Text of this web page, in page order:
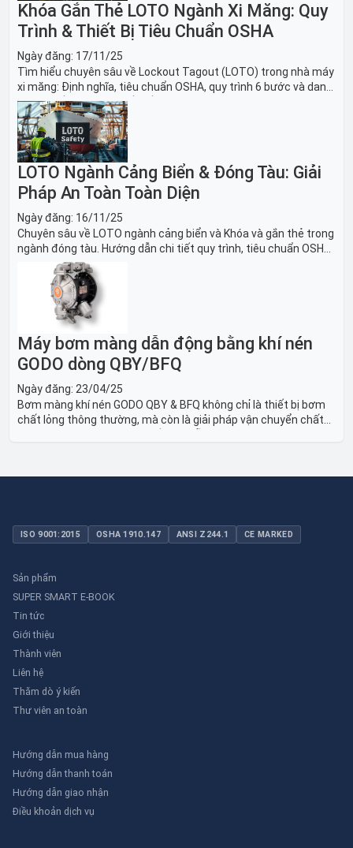
Khóa Gắn Thẻ LOTO Ngành Xi Măng: Quy
Trình & Thiết Bị Tiêu Chuẩn OSHA
Ngày đăng: 17/11/25
Tìm hiểu chuyên sâu về Lockout Tagout (LOTO) trong nhà máy
xi măng: Định nghĩa, tiêu chuẩn OSHA, quy trình 6 bước và danh
sách thiết bị LOTO thiết yếu. Giải pháp bảo trì lò nung, máy
nghiền an toàn.
LOTO Ngành Cảng Biển & Đóng Tàu: Giải
Pháp An Toàn Toàn Diện
Ngày đăng: 16/11/25
Chuyên sâu về LOTO ngành cảng biển và Khóa và gắn thẻ trong
ngành đóng tàu. Hướng dẫn chi tiết quy trình, tiêu chuẩn OSHA,
thiết bị và Giải pháp LOTO trong công nghiệp đóng tàu toàn
Máy bơm màng dẫn động bằng khí nén
GODO dòng QBY/BFQ
Ngày đăng: 23/04/25
Bơm màng khí nén GODO QBY & BFQ không chỉ là thiết bị bơm
chất lỏng thông thường, mà còn là giải pháp vận chuyển chất
ISO 9001:2015 OSHA 1910.147 ANSI Z244.1 CE MARKED
Sản phẩm
SUPER SMART E-BOOK
Tin tức
Giới thiệu
Thành viên
Liên hệ
Thăm dò ý kiến
Thư viên an toàn
Hướng dẫn mua hàng
Hướng dẫn thanh toán
Hướng dẫn giao nhận
Điều khoản dịch vụ